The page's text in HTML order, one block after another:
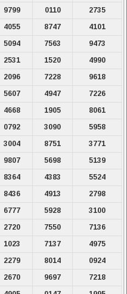
9799 0110
2735
4055 8747
4101
5094 7563
9473
2531 1520
4990
2096 7228
9618
5607 4947
7226
4668 1905
8061
0792 3090
5958
3004 8751
3771
9807 5698
5139
8364 4383
5524
8436 4913
2798
6777 5928
3100
2720 7550
7136
1023 7137
4975
2279 8014
0924
2670 9697
7218